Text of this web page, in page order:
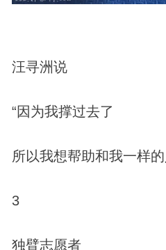
汪寻洲说
“因为我撑过去了
所以我想帮助和我一样
3
独臂志愿者